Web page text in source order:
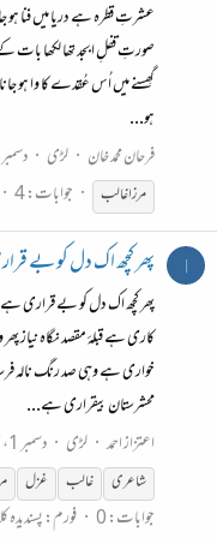
عشرتِ قطرہ ہے دریا میں فنا ہو
صورتِ قفلِ ابجد تھا لکھا بات
گھِسنے میں اُس عُقدے کا وا ہو
ہو...
فرحان محمد خان
لڑی دسمبر 14، 2017
مرزاغالب جوابات: 4
ا پھر کچھ اک دل کو بے
پھر کچھ اک دل کو بے قراری ہے
کاری ہے قبلۂ مقصد نگاہ نیاز
خواری ہے وہی صد رنگ نالہ
محشرستان بیقراری ہے...
اعتزاز احمد لڑی دسمبر 1، 2017
شاعری
غالب غزل
جوابات: 0 فورم:پسندیدہ